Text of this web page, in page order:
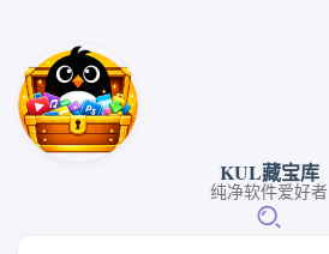
KUL藏宝库
纯净软件爱好者